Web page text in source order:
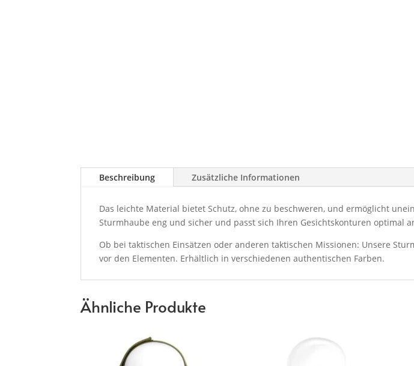
Beschreibung Zusätzliche Informationen
Das leichte Material bietet Schutz, ohne zu beschweren, und ermöglicht
Sturmhaube eng und sicher und passt sich Ihren Gesichtskonturen optimal
Ob bei taktischen Einsätzen oder anderen taktischen Missionen: Unsere
vor den Elementen. Erhältlich in verschiedenen authentischen Farben.
Ähnliche Produkte